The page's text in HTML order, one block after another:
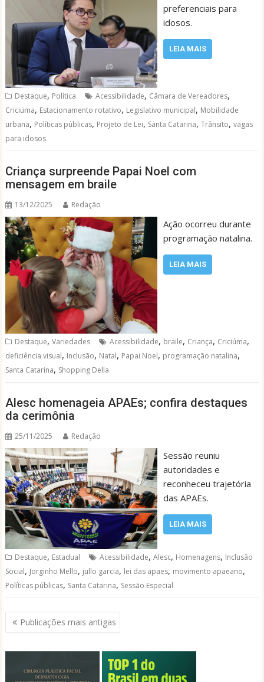
preferenciais para
idosos.
LEIA MAIS
Destaque, Política Acessibilidade, Câmara de Vereadores,
Criciúma, Estacionamento rotativo, Legislativo municipal, Mobilidade
urbana, Políticas públicas, Projeto de Lei, Santa Catarina,Trânsito,vagas
para idosos
Criança surpreende Papai Noel com
mensagem em braile
13/12/2025 Redação
Ação ocorreu durante
programação natalina.
LEIA MAIS
Destaque,Variedades Acessibilidade, braile, Criança, Criciúma,
deficiência visual, Inclusão, Natal, Papai Noel, programação natalina,
Santa Catarina, Shopping Della
Alesc homenageia APAEs; confira destaques
da cerimônia
25/11/2025 Redação
Sessão reuniu
autoridades e
reconheceu trajetória
das APAEs.
LEIA MAIS
Destaque, Estadual Acessibilidade,Alesc, Homenagens, Inclusão
Social, Jorginho Mello, jullo garcia, lei das apaes, movimento apaeano,
Políticas públicas, Santa Catarina, Sessão Especial
Navegação
por
posts
Publicações mais antigas